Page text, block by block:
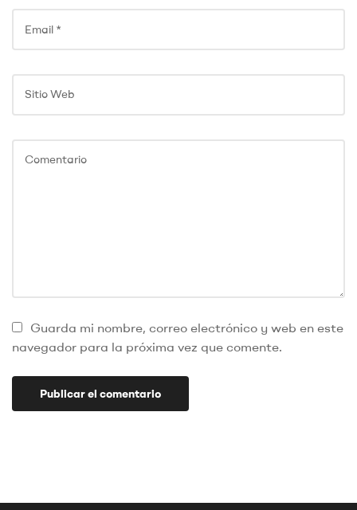
Guarda mi nombre, correo electrónico y web en este
navegador para la próxima vez que comente.